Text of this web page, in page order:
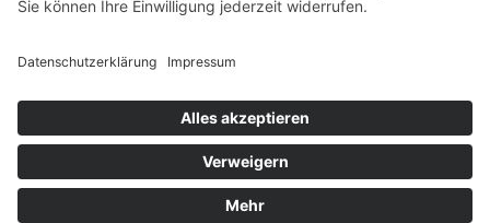
COOKIE-EINSTELLUNGEN